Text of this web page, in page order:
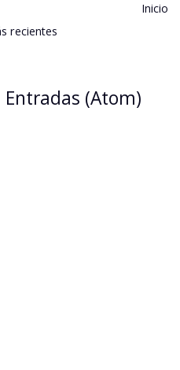
recientes
Inicio
Entradas (Atom)